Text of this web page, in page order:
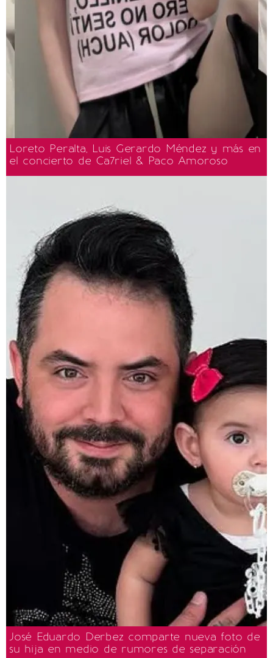
Loreto Peralta, Luis Gerardo Méndez y más en
el concierto de Ca7riel & Paco Amoroso
José Eduardo Derbez comparte nueva foto de
su hija en medio de rumores de separación